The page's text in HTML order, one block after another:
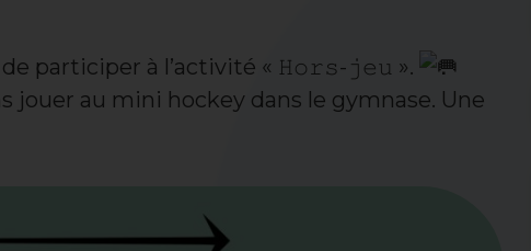
participer à l’activité « 𝙷𝚘𝚛𝚜-𝚓𝚎𝚞 ».
jouer au mini hockey dans le gymnase. Une